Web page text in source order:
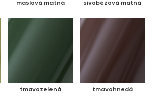
maslová matná sivobéžová matná
tmavozelená
tmavohnedá